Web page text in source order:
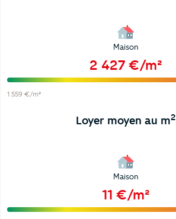
Maison
2 427 €/m²
1 559 €/m²
Loyer moyen au m2
Maison
11 €/m²